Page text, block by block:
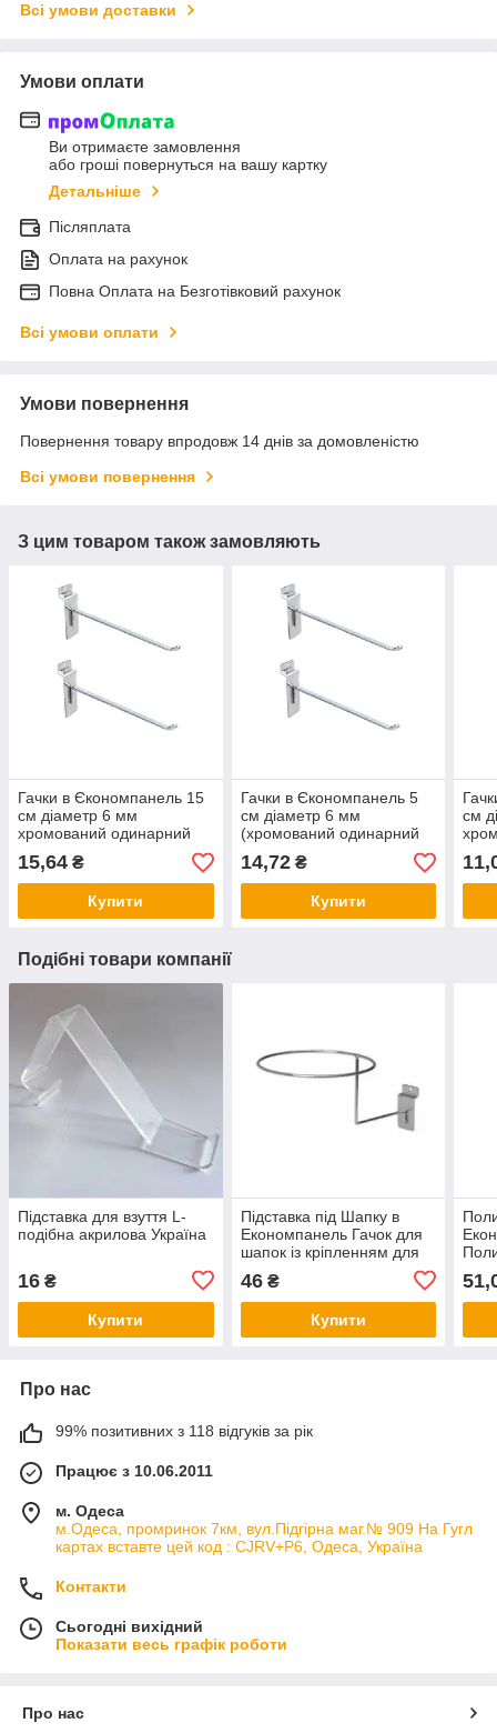
Всі умови доставки
Умови оплати
Ви отримаєте замовлення
або гроші повернуться на вашу картку
Детальніше
Післяплата
Оплата на рахунок
Повна Оплата на Безготівковий рахунок
Всі умови оплати
Умови повернення
Повернення товару впродовж 14 днів за домовленістю
Всі умови повернення
З цим товаром також замовляють
Гачки в Єкономпанель 15
см діаметр 6 мм
хромований одинарний
15,64 ₴
Купити
Гачки в Єкономпанель 5
см діаметр 6 мм
(хромований одинарний
14,72₴
Купити
см
Подібні товари компанії
Підставка для взуття L-
подібна акрилова Україна
16 ₴
Купити
Підставка під Шапку в
Економпанель Гачок для
шапок із кріпленням для
економпанелі хромована
46₴
Купити
Про нас
99% позитивних з 118 відгуків за рік
Працює з 10.06.2011
м. Одеса
м.Одеса, промринок 7км, вул.Підгірна маг.№ 909 На Гугл
картах вставте цей код : CJRV+P6, Одеса, Україна
Контакти
Сьогодні вихідний
Показати весь графік роботи
Про нас